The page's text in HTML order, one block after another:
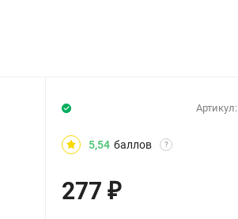
Артикул:
5,54 баллов ?
277₽